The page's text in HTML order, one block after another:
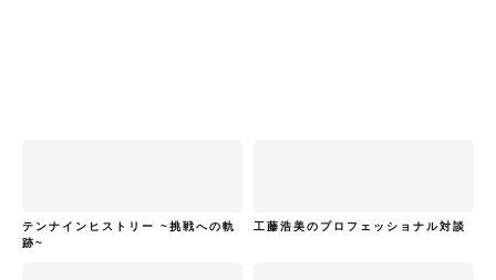
テンナインヒストリー ~挑戦への軌
跡~
工藤浩美のプロフェッショナル対談